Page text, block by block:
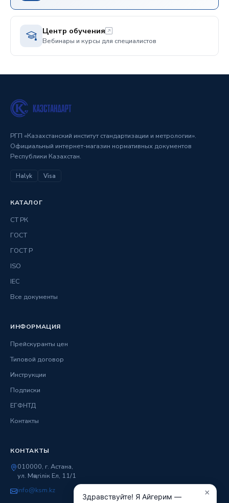
Центр обучения
Вебинары и курсы для специалистов
РГП «Казахстанский институт стандартизации и метрологии».
Официальный интернет-магазин нормативных документов
Республики Казахстан.
Halyk Visa
КАТАЛОГ
СТ РК
ГОСТ
ГОСТ Р
ISO
IEC
Все документы
ИНФОРМАЦИЯ
Прейскуранты цен
Типовой договор
Инструкции
Подписки
ЕГФНТД
Контакты
КОНТАКТЫ
010000, г. Астана,
ул. Мәңгілік Ел, 11/1
info@ksm.kz
×
Здравствуйте! Я Айгерим —